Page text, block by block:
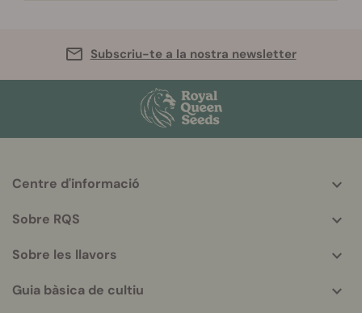
Subscriu-te a la nostra newsletter
More
info
Centre d'informació
Sobre RQS
Sobre les llavors
Guia bàsica de cultiu